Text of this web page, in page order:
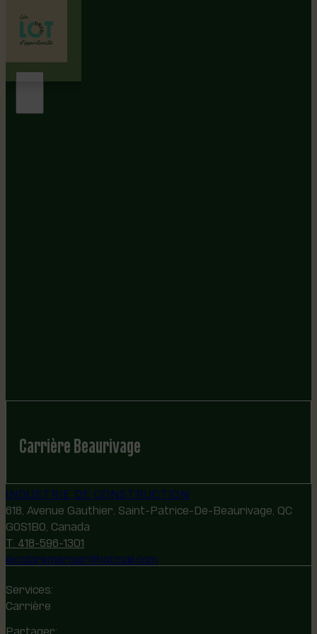
Carrière Beaurivage
INDUSTRIE DE CONSTRUCTION
618, Avenue Gauthier, Saint-Patrice-De-Beaurivage, QC
G0S1B0, Canada
T. 418-596-1301
excdarkmercier@hotmail.com
Services:
Carrière
Partager: